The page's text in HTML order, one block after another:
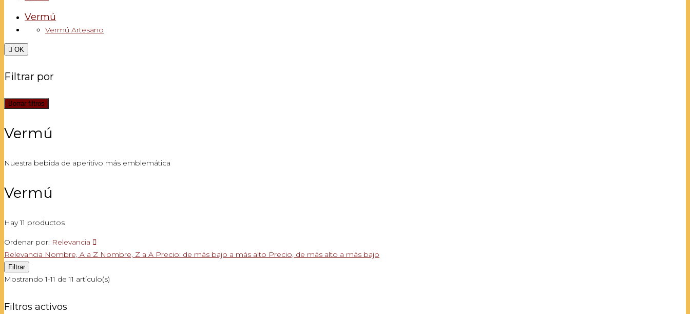
Vermú
Vermú Artesano
 OK
Filtrar por
Borrar filtros
Vermú
Nuestra bebida de aperitivo más emblemática
Vermú
Hay 11 productos
Ordenar por: Relevancia 
Relevancia Nombre, A a Z Nombre, Z a A Precio: de más bajo a más alto Precio, de más alto a más bajo
Filtrar
Mostrando 1-11 de 11 artículo(s)
Filtros activos